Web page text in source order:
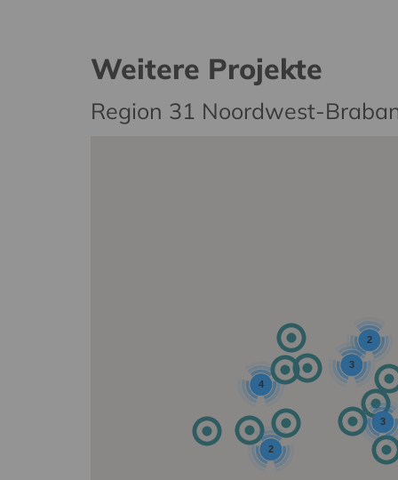
Weitere Projekte
Region 31 Noordwest-
3
4
3
2
2